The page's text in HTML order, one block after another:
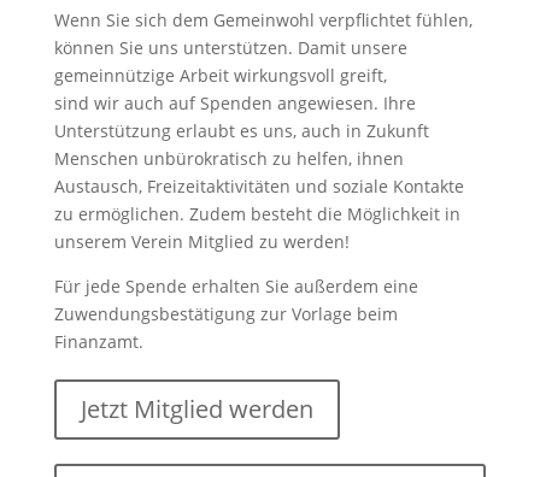
Wenn Sie sich dem Gemeinwohl verpflichtet fühlen,
können Sie uns unterstützen. Damit unsere
gemeinnützige Arbeit wirkungsvoll greift,
sind wir auch auf Spenden angewiesen. Ihre
Unterstützung erlaubt es uns, auch in Zukunft
Menschen unbürokratisch zu helfen, ihnen
Austausch, Freizeitaktivitäten und soziale Kontakte
zu ermöglichen. Zudem besteht die Möglichkeit in
unserem Verein Mitglied zu werden!
Für jede Spende erhalten Sie außerdem eine
Zuwendungsbestätigung zur Vorlage beim
Finanzamt.
Jetzt Mitglied werden